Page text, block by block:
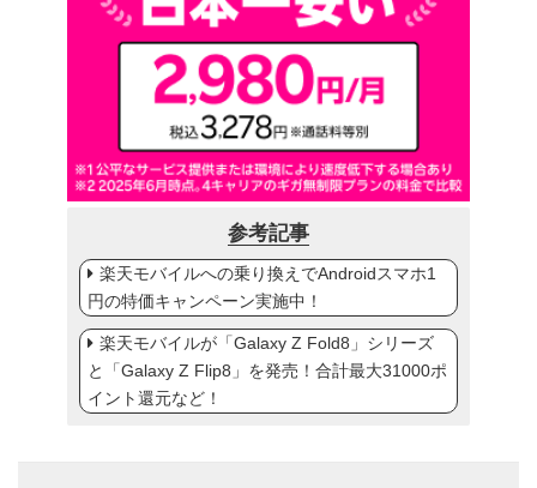
参考記事
楽天モバイルへの乗り換えでAndroidスマホ1
円の特価キャンペーン実施中！
楽天モバイルが「Galaxy Z Fold8」シリーズ
と「Galaxy Z Flip8」を発売！合計最大31000ポ
イント還元など！